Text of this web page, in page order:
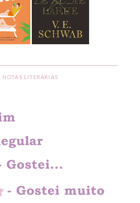
NOTAS LITERÁRIAS